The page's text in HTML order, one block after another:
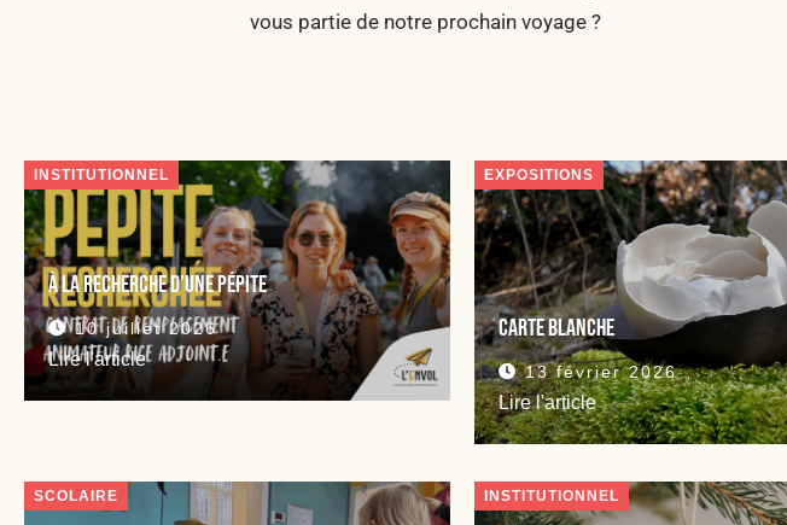
vous partie de notre prochain voyage ?
INSTITUTIONNEL
À la recherche d’une pépite
10 juillet 2026
Lire l'article
EXPOSITIONS
Carte blanche
13 février 2026
Lire l'article
SCOLAIRE INSTITUTIONNEL